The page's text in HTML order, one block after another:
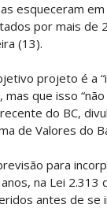
esqueceram
por mais de
(13).
projeto é a
mas que isso
do BC,
de Valores do
para
na Lei
antes de se